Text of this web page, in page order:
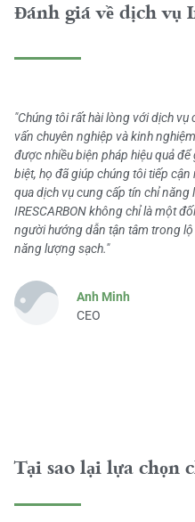
Đánh giá về dịch vụ
"Chúng tôi rất hài lòng với dịch vụ
vấn chuyên nghiệp và kinh
được nhiều biện pháp hiệu quả
biệt, họ đã giúp chúng tôi tiếp
qua dịch vụ cung cấp tín chỉ năng
IRESCARBON không chỉ là một
người hướng dẫn tận tâm trong
năng lượng sạch."
Anh Minh
CEO
Tại sao lại lựa chọn